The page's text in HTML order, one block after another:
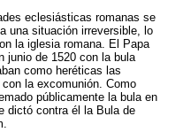
eclesiásticas romanas se
una situación irreversible, lo
la iglesia romana. El Papa
junio de 1520 con la bula
como heréticas las
la excomunión. Como
públicamente la bula en
dictó contra él la Bula de